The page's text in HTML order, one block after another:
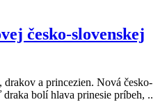
česko-slovenskej
a princezien. Nová česko-
bolí hlava prinesie príbeh, ..